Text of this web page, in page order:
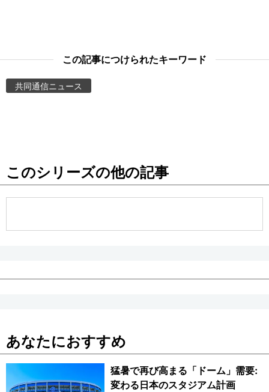
東京
この記事につけられたキーワード
共同通信ニュース
このシリーズの他の記事
あなたにおすすめ
猛暑で再び高まる「ドーム」需要:
変わる日本のスタジアム計画